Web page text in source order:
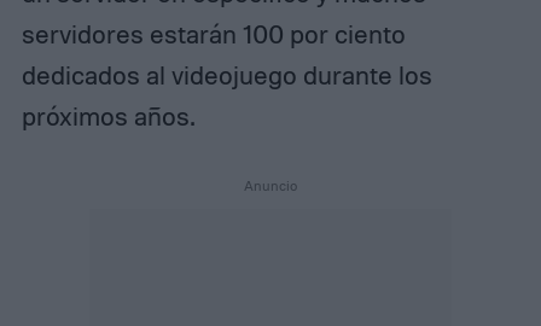
servidores estarán 100 por ciento
dedicados al videojuego durante los
próximos años.